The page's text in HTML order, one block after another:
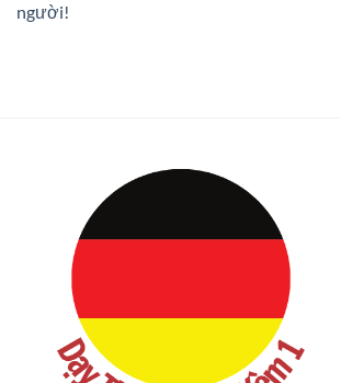
người!